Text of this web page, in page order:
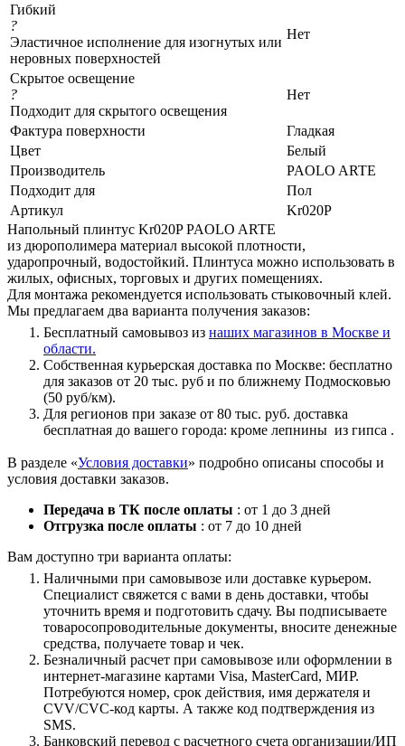
Гибкий
?
Эластичное исполнение для изогнутых или
неровных поверхностей
Нет
Скрытое освещение
?
Подходит для скрытого освещения
Нет
Фактура поверхности
Гладкая
Цвет
Белый
Производитель
PAOLO ARTE
Подходит для
Пол
Артикул
Kr020P
Напольный плинтус Kr020P PAOLO ARTE
из дюрополимера материал высокой плотности,
ударопрочный, водостойкий. Плинтуса можно использовать в
жилых, офисных, торговых и других помещениях.
Для монтажа рекомендуется использовать стыковочный клей.
Мы предлагаем два варианта получения заказов:
Бесплатный самовывоз из наших магазинов в Москве и
области.
Собственная курьерская доставка по Москве: бесплатно
для заказов от 20 тыс. руб и по ближнему Подмосковью
(50 руб/км).
Для регионов при заказе от 80 тыс. руб. доставка
бесплатная до вашего города: кроме лепнины из гипса .
В разделе «Условия доставки» подробно описаны способы и
условия доставки заказов.
Передача в ТК после оплаты : от 1 до 3 дней
Отгрузка после оплаты : от 7 до 10 дней
Вам доступно три варианта оплаты:
Наличными при самовывозе или доставке курьером.
Специалист свяжется с вами в день доставки, чтобы
уточнить время и подготовить сдачу. Вы подписываете
товаросопроводительные документы, вносите денежные
средства, получаете товар и чек.
Безналичный расчет при самовывозе или оформлении в
интернет-магазине картами Visa, MasterCard, МИР.
Потребуются номер, срок действия, имя держателя и
CVV/CVC-код карты. А также код подтверждения из
SMS.
Банковский перевод с расчетного счета организации/ИП